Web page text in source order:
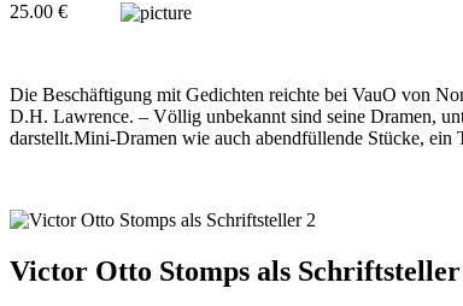
25.00 €
Die Beschäftigung mit Gedichten reichte bei VauO von
D.H. Lawrence. – Völlig unbekannt sind seine Dramen,
darstellt.Mini-Dramen wie auch abendfüllende Stücke,
Victor Otto Stomps als